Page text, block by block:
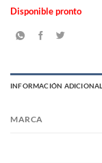
Disponible pronto
INFORMACIÓN ADICIONAL
MARCA